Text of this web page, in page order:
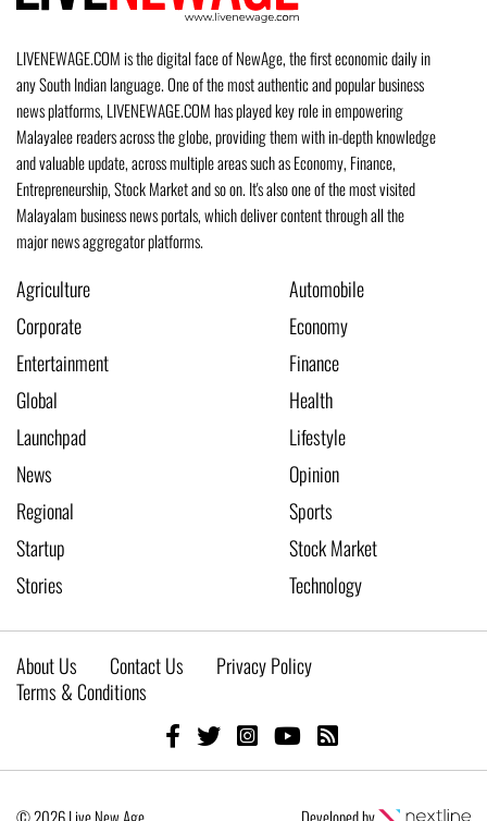
LIVENEWAGE.COM is the digital face of NewAge, the first economic daily in
any South Indian language. One of the most authentic and popular business
news platforms, LIVENEWAGE.COM has played key role in empowering
Malayalee readers across the globe, providing them with in-depth knowledge
and valuable update, across multiple areas such as Economy, Finance,
Entrepreneurship, Stock Market and so on. It's also one of the most visited
Malayalam business news portals, which deliver content through all the
major news aggregator platforms.
Agriculture
Automobile
Corporate
Economy
Entertainment
Finance
Global
Health
Launchpad
Lifestyle
News
Opinion
Regional
Sports
Startup
Stock Market
Stories
Technology
About Us Contact Us
Privacy Policy
Terms & Conditions